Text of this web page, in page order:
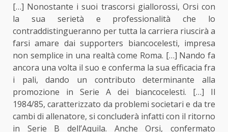
[…] Nonostante i suoi trascorsi giallorossi, Orsi con
la sua serietà e professionalità che lo
contraddistingueranno per tutta la carriera riuscirà a
farsi amare dai supporters biancocelesti, impresa
non semplice in una realtà come Roma. […] Nando fa
ancora una volta il suo e conferma la sua efficacia fra
i pali, dando un contributo determinante alla
promozione in Serie A dei biancocelesti. […] Il
1984/85, caratterizzato da problemi societari e da tre
cambi di allenatore, si concluderà infatti con il ritorno
in Serie B dell’Aquila. Anche Orsi, confermato